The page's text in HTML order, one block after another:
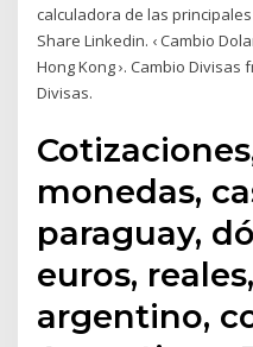
calculadora de las
Share Linkedin. ‹ Cambio
Hong Kong ›. Cambio
Divisas.
monedas,
paraguay,
euros,
argentino,